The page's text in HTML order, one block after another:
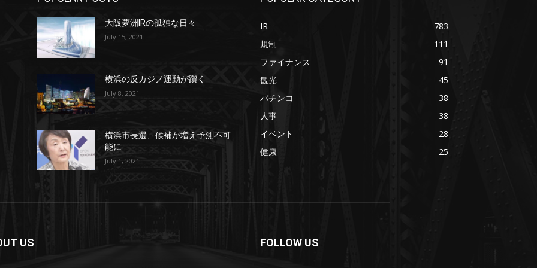
大阪夢洲IRの孤独な日々
July 15, 2021
横浜の反カジノ運動が躓く
July 8, 2021
横浜市長選、候補が増え予測不可
能に
July 1, 2021
IR
783
規制
111
ファイナンス
91
観光
45
パチンコ
38
人事
38
イベント
28
健康
25
US FOLLOW US